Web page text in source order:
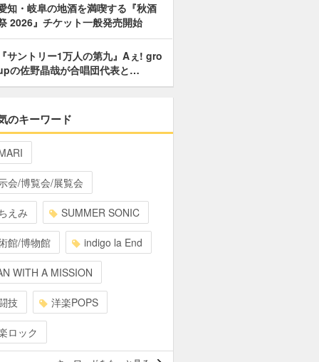
知・岐阜の地酒を満喫する『秋酒
2026』チケット一般発売開始
『サントリー1万人の第九』Aぇ! gro
の佐野晶哉が合唱団代表と…
のキーワード
会/博覧会/展覧会
えみ SUMMER SONIC
館/博物館 indigo la End
WITH A MISSION
技 洋楽POPS
ロック